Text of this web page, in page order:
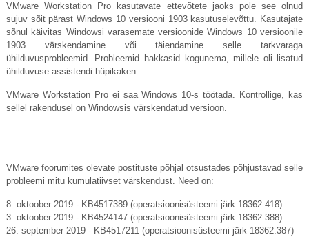
VMware Workstation Pro kasutavate ettevõtete jaoks pole see olnud
sujuv sõit pärast Windows 10 versiooni 1903 kasutuselevõttu. Kasutajate
sõnul käivitas Windowsi varasemate versioonide Windows 10 versioonile
1903 värskendamine või täiendamine selle tarkvaraga
ühilduvusprobleemid. Probleemid hakkasid kogunema, millele oli lisatud
ühilduvuse assistendi hüpikaken:
VMware Workstation Pro ei saa Windows 10-s töötada. Kontrollige, kas
sellel rakendusel on Windowsis värskendatud versioon.
VMware foorumites olevate postituste põhjal otsustades põhjustavad selle
probleemi mitu kumulatiivset värskendust. Need on:
8. oktoober 2019 - KB4517389 (operatsioonisüsteemi järk 18362.418)
3. oktoober 2019 - KB4524147 (operatsioonisüsteemi järk 18362.388)
26. september 2019 - KB4517211 (operatsioonisüsteemi järk 18362.387)